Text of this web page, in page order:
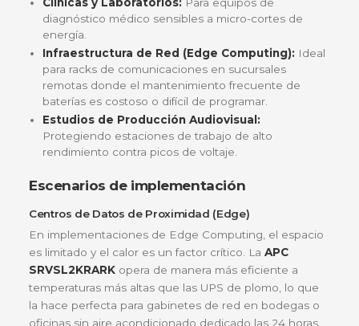
significativamente superiores a los modelos de
del mismo tamaño, permitiendo un apagado
sistemas operativos complejos o el arranque de
eléctricas de emergencia sin interrupciones.
Gestión Inteligente y Pantalla LCD
La interfaz LCD intuitiva permite monitorear en
real el estado de la red eléctrica, el nivel de carga
tomas de salida reguladas
sobretensiones y respaldadas por la batería,
optimizando la conexión de múltiples dispositivos
rack.
¿Para quién es ideal?